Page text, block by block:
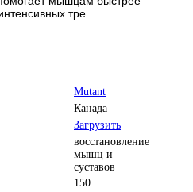
тре
Mutant
Канада
Загрузить
восстановление
мышц и
суставов
150